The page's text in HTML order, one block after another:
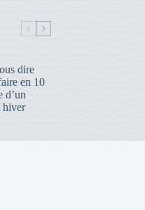
dire
en 10
d’un
hiver